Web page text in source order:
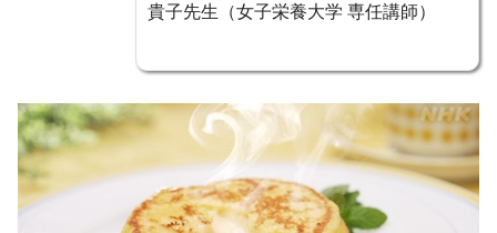
貴子先生（女子栄養大学 専任講師）